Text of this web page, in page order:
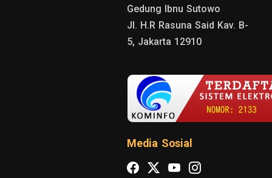
Gedung Ibnu Sutowo
Jl. H.R Rasuna Said Kav. B-
5, Jakarta 12910
Media Sosial